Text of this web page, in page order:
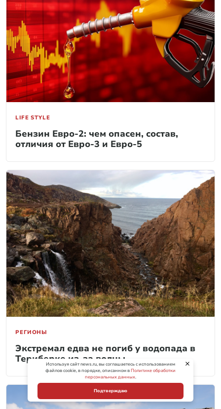
LIFE STYLE
Бензин Евро-2: чем опасен, состав,
отличия от Евро-3 и Евро-5
РЕГИОНЫ
Экстремал едва не погиб у водопада в
Териберке из-за волны
Используя сайт news.ru, вы соглашаетесь с использованием
файлов cookie, в порядке, описанном вПолитике обработки
персональных данных.
Подтверждаю